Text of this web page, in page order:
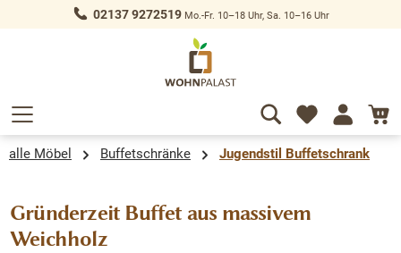
springen 02137 9272519Mo.-Fr. 10–18 Uhr, Sa. 10–16 Uhr
alle Möbel Buffetschränke Jugendstil Buffetschrank
Gründerzeit Buffet aus massivem
Weichholz